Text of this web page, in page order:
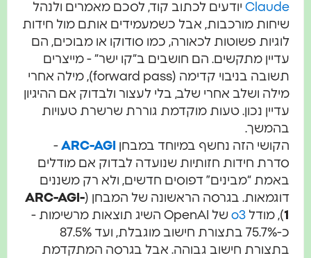
Claudeיודעים לכתוב קוד, לסכם מאמרים ולנהל
שיחות מורכבות, אבל כשמעמידים אותם מול חידות
לוגיות פשוטות לכאורה, כמו סודוקו או מבוכים, הם
עדיין מתקשים. הם חושבים ב“קו ישר“ - מייצרים
תשובה בניבוי קדימה (forward pass), מילה אחרי
מילה ושלב אחרי שלב, בלי לעצור ולבדוק אם ההיגיון
עדיין נכון. טעות מוקדמת גוררת שרשרת טעויות
בהמשך.
הקושי הזה נחשף במיוחד במבחןARC-AGI
-
סדרת חידות חזותיות שנועדה לבדוק אם מודלים
באמת “מבינים” דפוסים חדשים, ולא רק משננים
דוגמאות. בגרסה הראשונה של המבחן (ARC-AGI-
), מודלo3
של OpenAI השיג תוצאות מרשימות -
כ-75.7% בתצורת חישוב מוגבלת, ועד 87.5%
בתצורת חישוב גבוהה. אבל בגרסה המתקדמת